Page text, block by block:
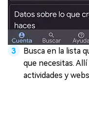
Busca en la lista
que necesitas.
actividades y